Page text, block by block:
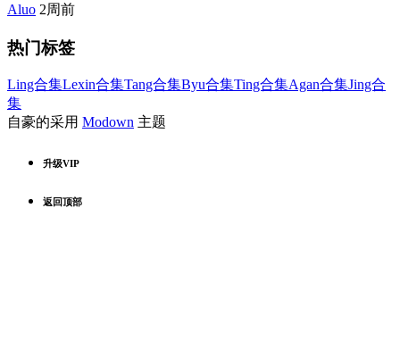
Aluo 2周前
热门标签
Ling合集Lexin合集Tang合集Byu合集Ting合集Agan合集Jing合
集
自豪的采用 Modown 主题
升级VIP
返回顶部